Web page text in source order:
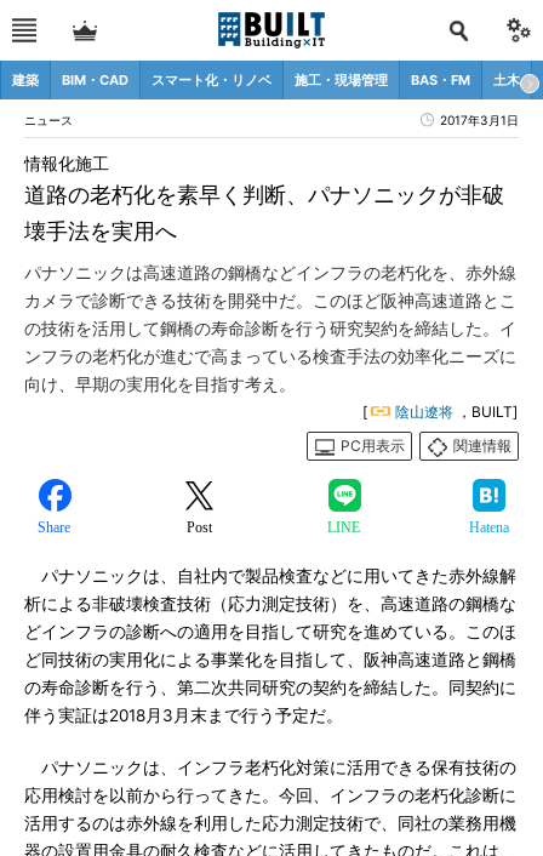
建築 BIM・CAD スマート化・リノベ 施工・現場管理 BAS・FM 土木
ニュース 2017年3月1日
道路の老朽化を素早く判断、パナソニックが非破
壊手法を実用へ
情報化施工
パナソニックは高速道路の鋼橋などインフラの老朽化を、赤外線
カメラで診断できる技術を開発中だ。このほど阪神高速道路とこ
の技術を活用して鋼橋の寿命診断を行う研究契約を締結した。イ
ンフラの老朽化が進むで高まっている検査手法の効率化ニーズに
向け、早期の実用化を目指す考え。
[ 陰山遼将 ，BUILT]
PC用表示
関連情報
Share Post LINE Hatena
パナソニックは、自社内で製品検査などに用いてきた赤外線解
析による非破壊検査技術（応力測定技術）を、高速道路の鋼橋な
どインフラの診断への適用を目指して研究を進めている。このほ
ど同技術の実用化による事業化を目指して、阪神高速道路と鋼橋
の寿命診断を行う、第二次共同研究の契約を締結した。同契約に
伴う実証は2018月3月末まで行う予定だ。
パナソニックは、インフラ老朽化対策に活用できる保有技術の
応用検討を以前から行ってきた。今回、インフラの老朽化診断に
活用するのは赤外線を利用した応力測定技術で、同社の業務用機
器の設置用金具の耐久検査などに活用してきたものだ。これは、